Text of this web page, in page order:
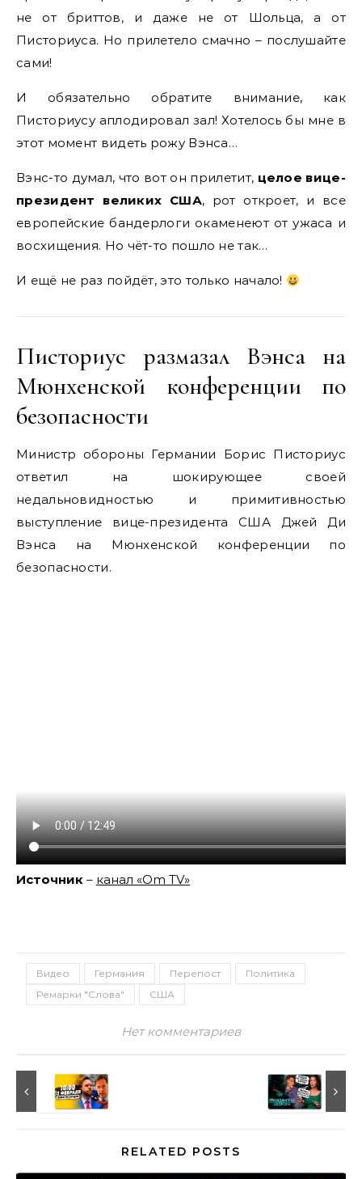
не от бриттов, и даже не от Шольца, а от
Писториуса. Но прилетело смачно – послушайте
сами!
И обязательно обратите внимание, как
Писториусу аплодировал зал! Хотелось бы мне в
этот момент видеть рожу Вэнса…
Вэнс-то думал, что вот он прилетит, целое вице-
президент великих США, рот откроет, и все
европейские бандерлоги окаменеют от ужаса и
восхищения. Но чёт-то пошло не так…
И ещё не раз пойдёт, это только начало!
Писториус размазал Вэнса на
Мюнхенской конференции по
безопасности
Министр обороны Германии Борис Писториус
ответил на шокирующее своей
недальновидностью и примитивностью
выступление вице-президента США Джей Ди
Вэнса на Мюнхенской конференции по
безопасности.
Источник – канал «Om TV»
Видео Германия Перепост
Политика
Ремарки "Слова"
США
Нет комментариев
RELATED POSTS